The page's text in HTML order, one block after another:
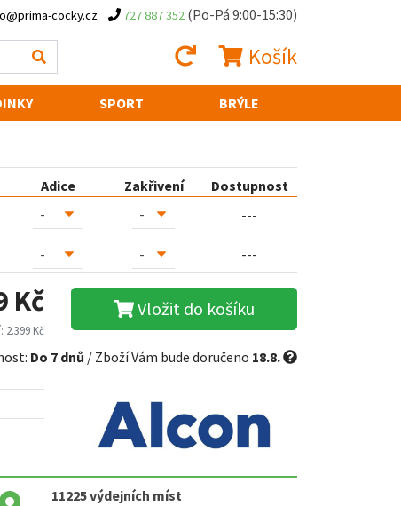
cocky.cz 727 887 352 (Po-Pá 9:00-15:30)
Košík
SPORT BRÝLE
Adice Zakřivení
Dostupnost
---
---
Kč
2.399 Kč
Vložit do košíku
Do 7 dnů / Zboží Vám bude doručeno 18.8.
11225výdejních míst